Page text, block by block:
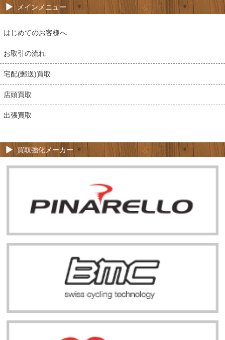
メインメニュー
はじめてのお客様へ
お取引の流れ
宅配(郵送)買取
店頭買取
出張買取
買取強化メーカー